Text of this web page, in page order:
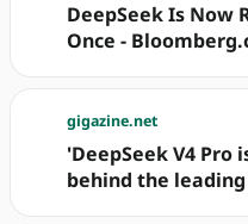
DeepSeek Is Now
Once -
gigazine.net
'DeepSeek V4
behind the leading